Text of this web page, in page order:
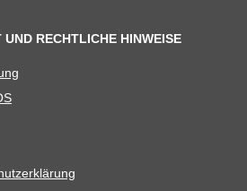
RECHTLICHE HINWEISE